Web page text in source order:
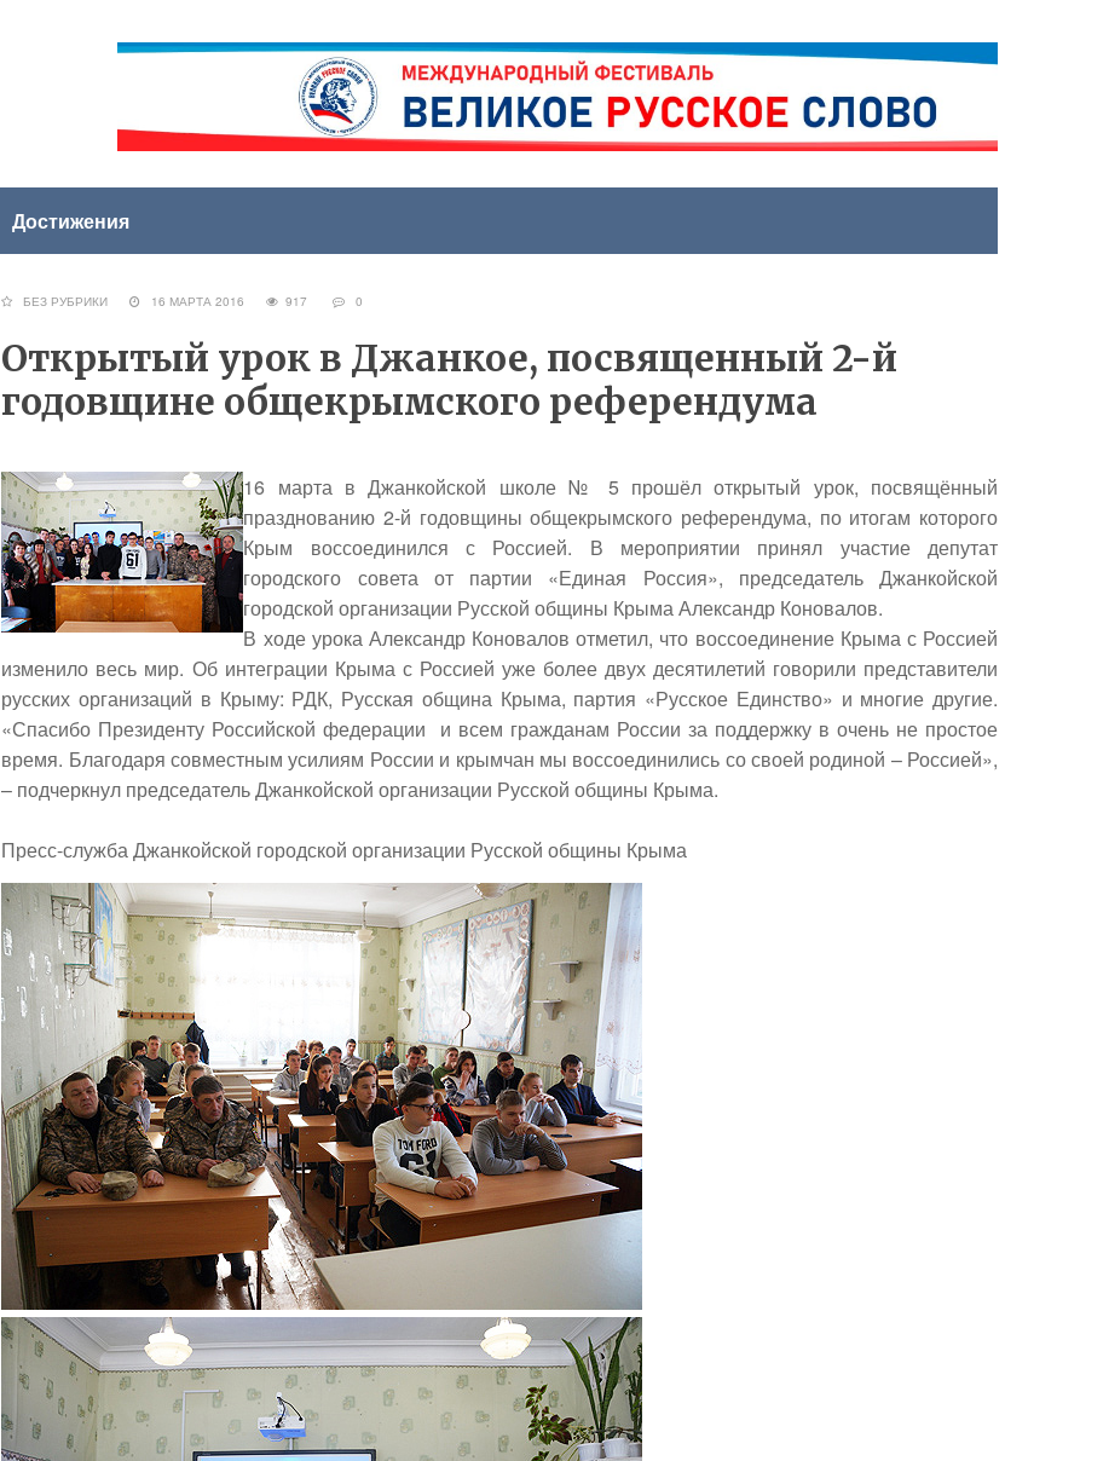
Достижения
БЕЗ РУБРИКИ 16 МАРТА 2016 917 0
Открытый урок в Джанкое, посвященный 2-й
годовщине общекрымского референдума
16 марта в Джанкойской школе № 5 прошёл открытый урок, посвящённый
празднованию 2-й годовщины общекрымского референдума, по итогам которого
Крым воссоединился с Россией. В мероприятии принял участие депутат
городского совета от партии «Единая Россия», председатель Джанкойской
городской организации Русской общины КрымаАлександр Коновалов.
В ходе урока Александр Коновалов отметил, что воссоединение Крыма с Россией
изменило весь мир. Об интеграции Крыма с Россией уже более двух десятилетий говорили представители
русских организаций в Крыму: РДК, Русская община Крыма, партия «Русское Единство» и многие другие.
«Спасибо Президенту Российской федерации и всем гражданам России за поддержку в очень не простое
время. Благодаря совместным усилиям России и крымчан мы воссоединились со своей родиной – Россией»,
– подчеркнул председатель Джанкойской организации Русской общины Крыма.
Пресс-служба Джанкойской городской организации Русской общины Крыма